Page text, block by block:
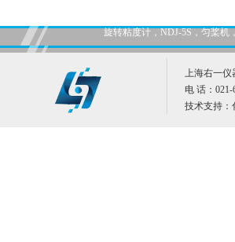
旋转粘度计，NDJ-5S，匀桨
上海右一仪
电 话：021-
技术支持：